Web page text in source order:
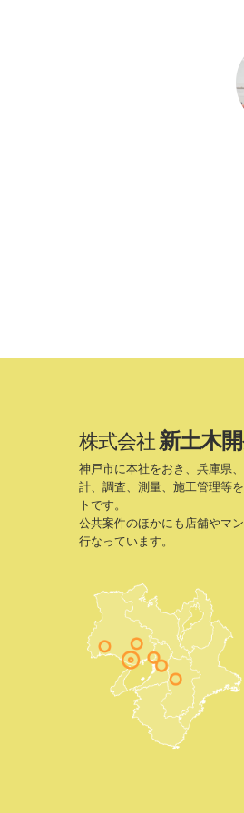
株式会社新土木
神戸市に本社をおき、兵庫県
計、調査、測量、施工管理等
トです。
公共案件のほかにも店舗やマ
行なっています。